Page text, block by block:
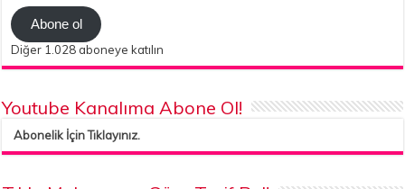
Abone ol
Diğer 1.028 aboneye katılın
Youtube Kanalıma Abone Ol!
Abonelik İçin Tıklayınız.